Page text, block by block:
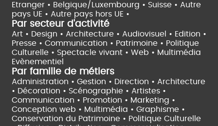
Etranger • Belgique/Luxembourg • Suisse • Autre
pays UE • Autre pays hors UE •
Par secteur d'activité
Art • Design • Architecture • Audiovisuel • Edition •
Presse • Communication • Patrimoine • Politique
Culturelle • Spectacle vivant • Web • Multimédia
Evènementiel
Par famille de métiers
Administration • Gestion • Direction • Architecture
• Décoration • Scénographie • Artistes •
Communication • Promotion • Marketing •
Conception web • Multimédia • Graphisme •
Conservation du Patrimoine • Politique Culturelle